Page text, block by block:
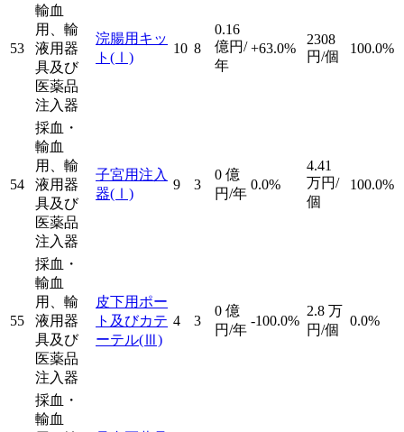
53
輸血
用、輸
液用器
具及び
医薬品
注入器
浣腸用キッ
ト (Ⅰ)
10 8
0.16
億円/
年
+63.0%
2308
円/個
100.0%
54
採血・
輸血
用、輸
液用器
具及び
医薬品
注入器
子宮用注入
器(Ⅰ)
9 3
0 億
円/年
0.0%
4.41
万円/
個
100.0%
55
採血・
輸血
用、輸
液用器
具及び
医薬品
注入器
皮下用ポー
ト及びカテ
ーテル(Ⅲ)
4 3
0 億
円/年
-100.0%
2.8 万
円/個
0.0%
採血・
輸血